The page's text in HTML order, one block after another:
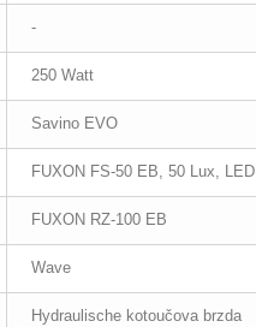
-
250 Watt
Savino EVO
FUXON FS-50 EB, 50 Lux, LED
FUXON RZ-100 EB
Wave
Hydraulische kotoučova brzda